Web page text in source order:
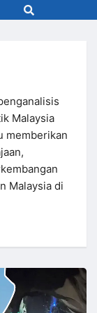
Malaysia
memberikan
Malaysia di